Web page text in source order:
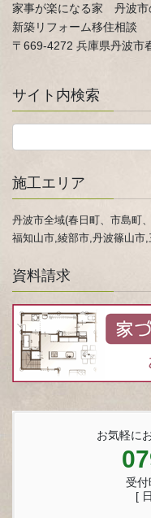
家事が楽になる家 丹波市
新築リフォーム移住相談
〒669-4272 兵庫県丹波市
サイト内検索
施工エリア
丹波市全域(春日町、市島町
福知山市,綾部市,丹波篠山市
資料請求
お気軽に
受
[